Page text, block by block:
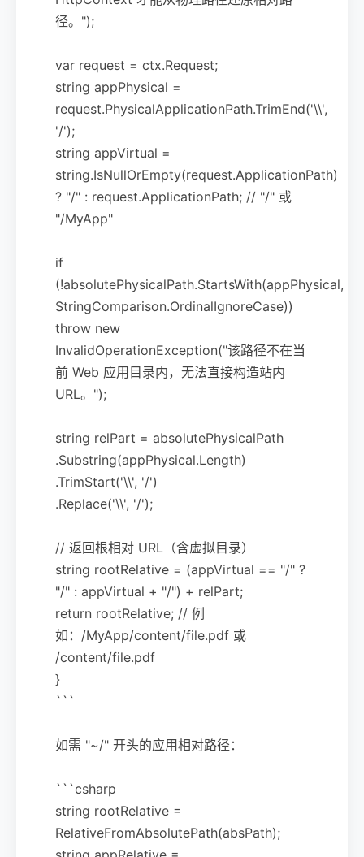
径。");
var request = ctx.Request;
string appPhysical =
request.PhysicalApplicationPath.TrimEnd('\\',
'/');
string appVirtual =
string.IsNullOrEmpty(request.ApplicationPath)
? "/" : request.ApplicationPath; // "/" 或
"/MyApp"
if
(!absolutePhysicalPath.StartsWith(appPhysical,
StringComparison.OrdinalIgnoreCase))
throw new
InvalidOperationException("该路径不在当
前 Web 应用目录内，无法直接构造站内
URL。");
string relPart = absolutePhysicalPath
.Substring(appPhysical.Length)
.TrimStart('\\', '/')
.Replace('\\', '/');
// 返回根相对 URL（含虚拟目录）
string rootRelative = (appVirtual == "/" ?
"/" : appVirtual + "/") + relPart;
return rootRelative; // 例
如：/MyApp/content/file.pdf 或
/content/file.pdf
}
```
如需 "~/" 开头的应用相对路径：
```csharp
string rootRelative =
RelativeFromAbsolutePath(absPath);